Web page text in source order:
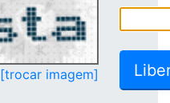
[trocar imagem]